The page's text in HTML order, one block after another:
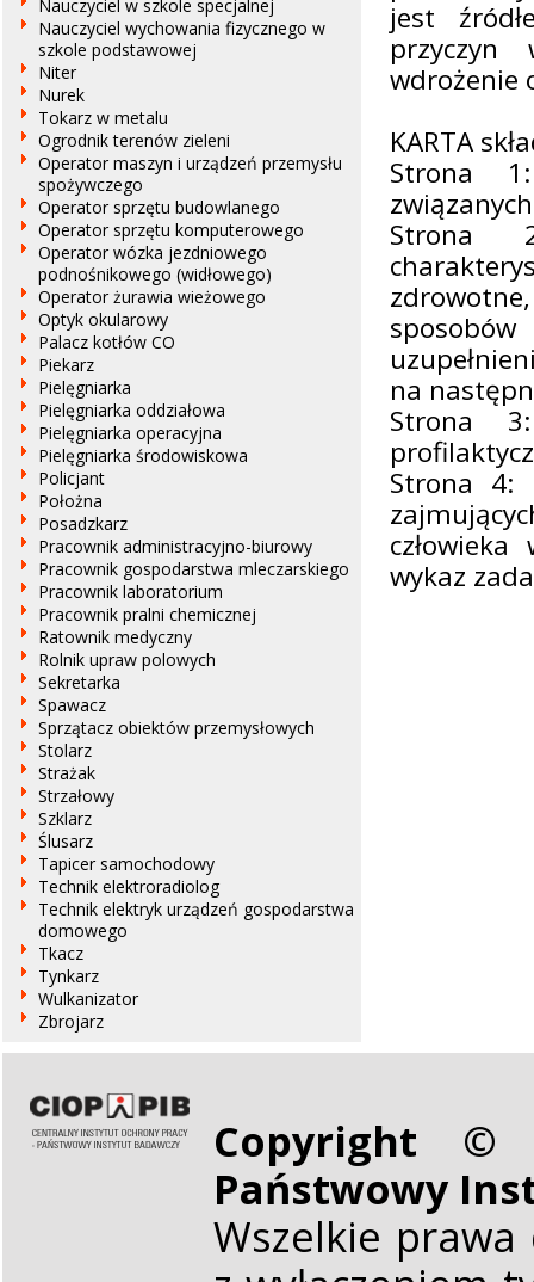
Nauczyciel w szkole specjalnej
Nauczyciel wychowania fizycznego w
szkole podstawowej
Niter
Nurek
Tokarz w metalu
Ogrodnik terenów zieleni
Operator maszyn i urządzeń przemysłu
spożywczego
Operator sprzętu budowlanego
Operator sprzętu komputerowego
Operator wózka jezdniowego
podnośnikowego (widłowego)
Operator żurawia wieżowego
Optyk okularowy
Palacz kotłów CO
Piekarz
Pielęgniarka
Pielęgniarka oddziałowa
Pielęgniarka operacyjna
Pielęgniarka środowiskowa
Policjant
Położna
Posadzkarz
Pracownik administracyjno-biurowy
Pracownik gospodarstwa mleczarskiego
Pracownik laboratorium
Pracownik pralni chemicznej
Ratownik medyczny
Rolnik upraw polowych
Sekretarka
Spawacz
Sprzątacz obiektów przemysłowych
Stolarz
Strażak
Strzałowy
Szklarz
Ślusarz
Tapicer samochodowy
Technik elektroradiolog
Technik elektryk urządzeń gospodarstwa
domowego
Tkacz
Tynkarz
Wulkanizator
Zbrojarz
jest
przyczyn
wdrożenie
KARTA
Strona
Strona
na
Strona
Strona 4:
wykaz
Copyright ©
Państwowy
Wszelkie